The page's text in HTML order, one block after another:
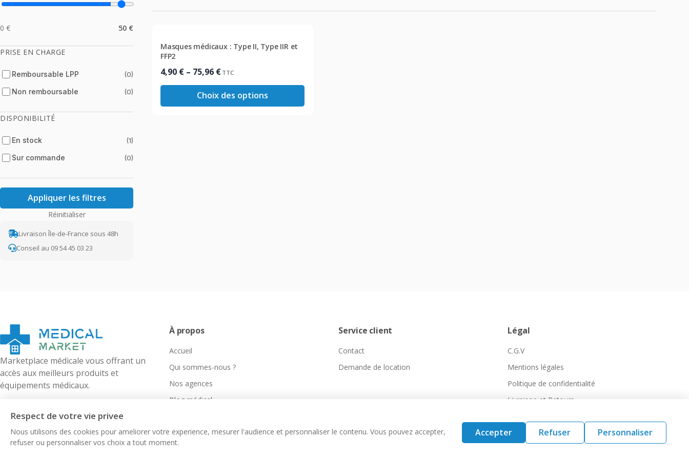
0 € 50 €
PRISE EN CHARGE
Remboursable LPP (0)
Non remboursable (0)
DISPONIBILITÉ
En stock (1)
Sur commande (0)
Appliquer les filtres
Réinitialiser
Livraison Île-de-France sous 48h
Conseil au 09 54 45 03 23
Masques médicaux : Type II, Type IIR et
FFP2
4,90 € – 75,96 €
Plage
de
4,90 €
TTC
Choix des options
Marketplace médicale vous offrant un
accès aux meilleurs produits et
équipements médicaux.
À propos
Accueil
Qui sommes-nous ?
Nos agences
Blog médical
Service client
Contact
Demande de location
Légal
C.G.V
Mentions légales
Politique de confidentialité
Livraison et Retours
Medical-Market. Tous droits réservés.
Respect de votre vie privee
Nous utilisons des cookies pour ameliorer votre experience, mesurer l'audience et personnaliser le contenu. Vous pouvez accepter,
refuser ou personnaliser vos choix a tout moment.
Accepter Refuser Personnaliser